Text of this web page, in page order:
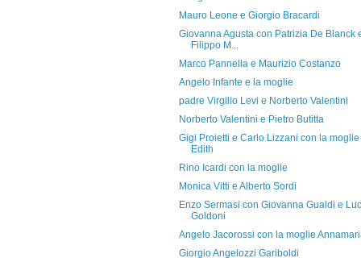
Mauro Leone e Giorgio Bracardi
Giovanna Agusta con Patrizia De Blanck
Filippo M...
Marco Pannella e Maurizio Costanzo
Angelo Infante e la moglie
padre Virgilio Levi e Norberto Valentini
Norberto Valentini e Pietro Butitta
Gigi Proietti e Carlo Lizzani con la moglie
Edith
Rino Icardi con la moglie
Monica Vitti e Alberto Sordi
Enzo Sermasi con Giovanna Gualdi e
Goldoni
Angelo Jacorossi con la moglie
Giorgio Angelozzi Gariboldi